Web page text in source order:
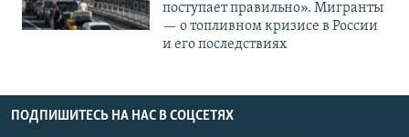
поступает правильно». Мигранты
— о топливном кризисе в России
и его последствиях
ПОДПИШИТЕСЬ НА НАС В СОЦСЕТЯХ